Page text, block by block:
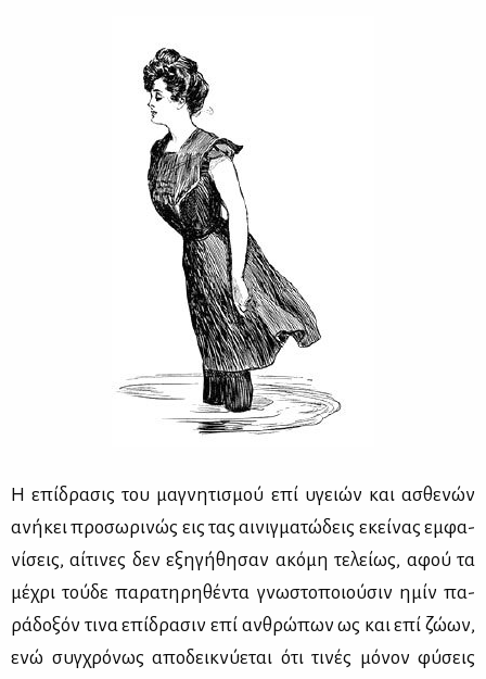
Η επί­δρα­σις του μα­γνη­τι­σμού επί υγειών και ασθε­νών
ανή­κει προ­σω­ρι­νώς εις τας αι­νιγ­μα­τώ­δεις εκεί­νας εμ­φα­
νί­σεις, αί­τι­νες δεν εξη­γή­θη­σαν ακό­μη τε­λεί­ως, αφού τα
μέ­χρι τού­δε πα­ρα­τη­ρη­θέ­ντα γνω­στο­ποιού­σιν ημίν πα­
ρά­δο­ξόν τι­να επί­δρα­σιν επί αν­θρώ­πων ως και επί ζώ­ων,
ενώ συγ­χρό­νως απο­δει­κνύ­ε­ται ότι τι­νές μό­νον φύ­σεις